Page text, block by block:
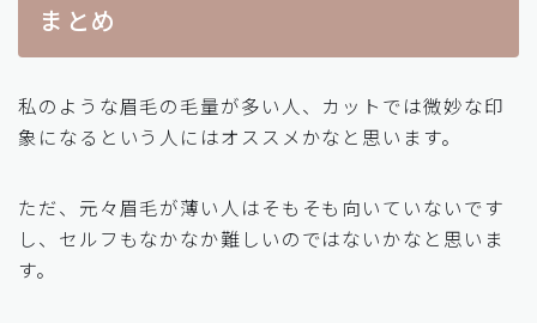
まとめ
私のような眉毛の毛量が多い人、カットでは微妙な印
象になるという人にはオススメかなと思います。
ただ、元々眉毛が薄い人はそもそも向いていないです
し、セルフもなかなか難しいのではないかなと思いま
す。